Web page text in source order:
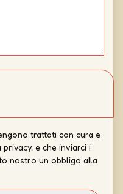
trattati con cura e
e che inviarci i
nostro un obbligo alla